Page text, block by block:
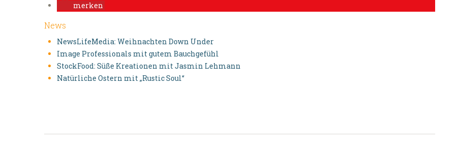
merken
News
NewsLifeMedia: Weihnachten Down Under
Image Professionals mit gutem Bauchgefühl
StockFood: Süße Kreationen mit Jasmin Lehmann
Natürliche Ostern mit „Rustic Soul“